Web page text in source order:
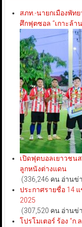
สภท.-นายกเมืองพัท
ศึกฟุตซอล “เกาะล้า
เปิดฟุตบอลเยาวชน
ลูกหนังต่างแดน
(336,246 คน อ่านข่
ประกาศรายชื่อ 14
2025
(307,520 คน อ่านข่
โปรโมเตอร์ ร้อง “ก